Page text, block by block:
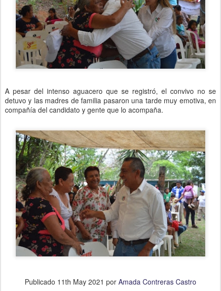
A pesar del intenso aguacero que se registró, el convivo no se
detuvo y las madres de familia pasaron una tarde muy emotiva, en
compañía del candidato y gente que lo acompaña.
Publicado 11th May 2021 por Amada Contreras Castro